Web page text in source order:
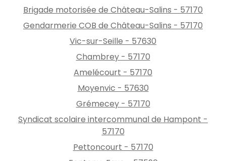
agricoles (taille des arbres
fruitiers, vigne, élagage de
haies, etc).
Moselle, en forêts et à moins
de 200 mètres des lisières des
bois et forêts :
propriétaires et les ayants-
droits,
- le fait de fumer,
Brigade motorisée de Château-Salins - 57170
Gendarmerie COB de Château-Salins - 57170
Vic-sur-Seille - 57630
Chambrey - 57170
Amelécourt - 57170
Moyenvic - 57630
Grémecey - 57170
Syndicat scolaire intercommunal de Hampont -
57170
Pettoncourt - 57170